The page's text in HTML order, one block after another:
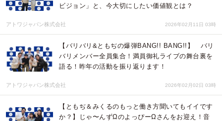
ビジョン」と、今大切にしたい価値観とは？
アトワジャパン株式会社 2026年02月11日 03時
【バリバリ&ともぢの爆弾BANG!! BANG!!】 バリ
バリメンバー全員集合！満員御礼ライブの舞台裏を
語る！昨年の活動を振り返ります！
アトワジャパン株式会社 2026年02月02日 03時
【ともぢ＆みくるのもっと働き方聞いてもイイです
か？】じゃ〜んずΩのよっぴーΩさんをお迎え！音